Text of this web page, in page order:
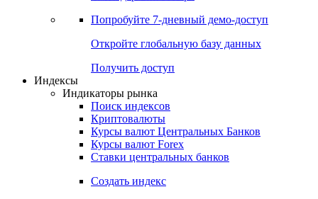
Денежный рынок
Календарь инвестора
Попробуйте7-дневный
Откройте глобальную базу данных
Получить доступ
Индикаторы рынка
Поиск индексов
Курсы валют Центральных Банков